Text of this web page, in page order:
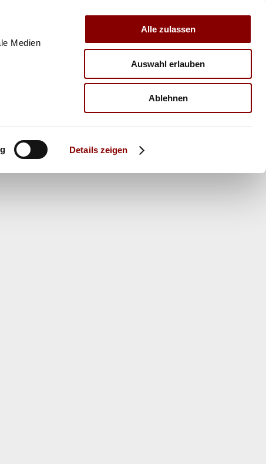
Medien
Details zeigen
Alle zulassen
Auswahl erlauben
Ablehnen
VERBAND TRAINER